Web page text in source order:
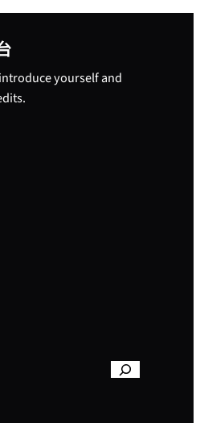
yourself and